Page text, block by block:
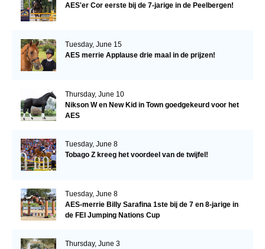
AES'er Cor eerste bij de 7-jarige in de Peelbergen!
Tuesday, June 15
AES merrie Applause drie maal in de prijzen!
Thursday, June 10
Nikson W en New Kid in Town goedgekeurd voor het
AES
Tuesday, June 8
Tobago Z kreeg het voordeel van de twijfel!
Tuesday, June 8
AES-merrie Billy Sarafina 1ste bij de 7 en 8-jarige in
de FEI Jumping Nations Cup
Thursday, June 3